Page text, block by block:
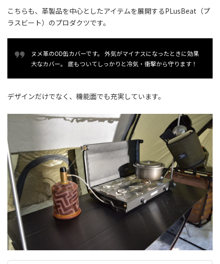
こちらも、革製品を中心としたアイテムを展開するPLusBeat（プ
ラスビート）のプロダクツです。
ヌメ革のOD缶カバーです。 外気がマイナスになったときに効果
大なカバー。 底もついてしっかりと冷気・衝撃から守ります！
デザインだけでなく、機能面でも充実しています。